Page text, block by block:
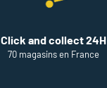
Click and collect 24H
70 magasins en France